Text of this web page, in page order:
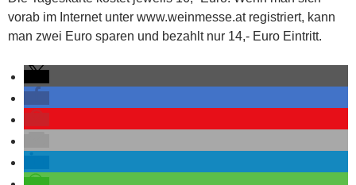
vorab im Internet unter www.weinmesse.at registriert, kann
man zwei Euro sparen und bezahlt nur 14,- Euro Eintritt.